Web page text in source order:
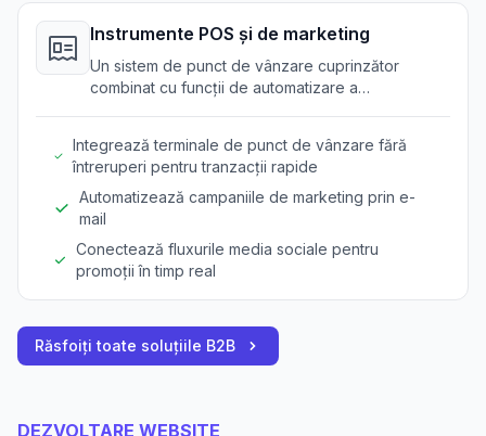
Instrumente POS și de marketing
Un sistem de punct de vânzare cuprinzător
combinat cu funcții de automatizare a
Integrează terminale de punct de vânzare fără
întreruperi pentru tranzacții rapide
Automatizează campaniile de marketing prin e-
mail
Conectează fluxurile media sociale pentru
promoții în timp real
Răsfoiți toate soluțiile B2B
DEZVOLTARE WEBSITE